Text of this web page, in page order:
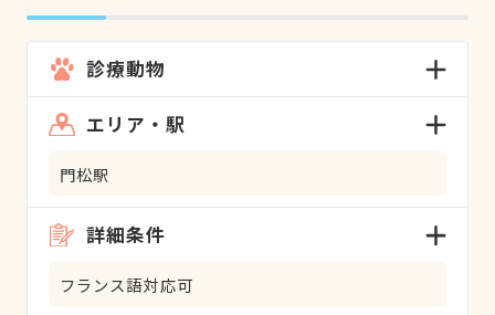
診療動物
エリア・駅
門松駅
詳細条件
フランス語対応可